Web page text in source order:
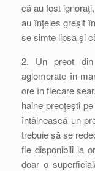
că au fost
au înţeles greşit
se simte lipsa şi
2. Un preot
aglomerate în
ore în fiecare
haine preoţeşti
întâlnească un
trebuie să se
fie disponibili la
doar o